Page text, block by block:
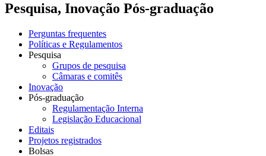
Pesquisa, Inovação Pós-graduação
Perguntas frequentes
Políticas e Regulamentos
Pesquisa
Grupos de pesquisa
Câmaras e comitês
Inovação
Pós-graduação
Regulamentação Interna
Legislação Educacional
Editais
Projetos registrados
Bolsas